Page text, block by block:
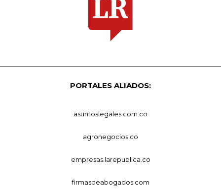
PORTALES ALIADOS:
asuntoslegales.com.co
agronegocios.co
empresas.larepublica.co
firmasdeabogados.com